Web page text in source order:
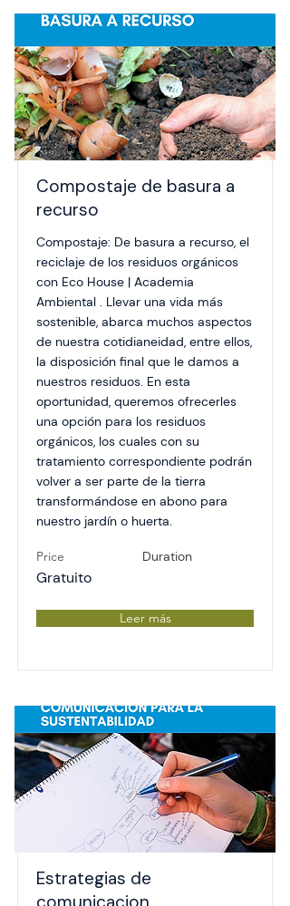
Compostaje de basura a
recurso
Compostaje: De basura a recurso, el
reciclaje de los residuos orgánicos
con Eco House | Academia
Ambiental . Llevar una vida más
sostenible, abarca muchos aspectos
de nuestra cotidianeidad, entre ellos,
la disposición final que le damos a
nuestros residuos. En esta
oportunidad, queremos ofrecerles
una opción para los residuos
orgánicos, los cuales con su
tratamiento correspondiente podrán
volver a ser parte de la tierra
transformándose en abono para
nuestro jardín o huerta.
Price
Gratuito
Duration
Leer más
Estrategias de